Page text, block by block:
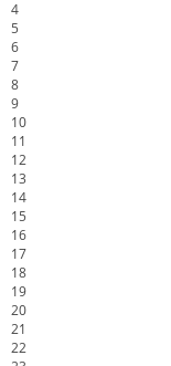
4
5
6
7
8
9
10
11
12
13
14
15
16
17
18
19
20
21
22